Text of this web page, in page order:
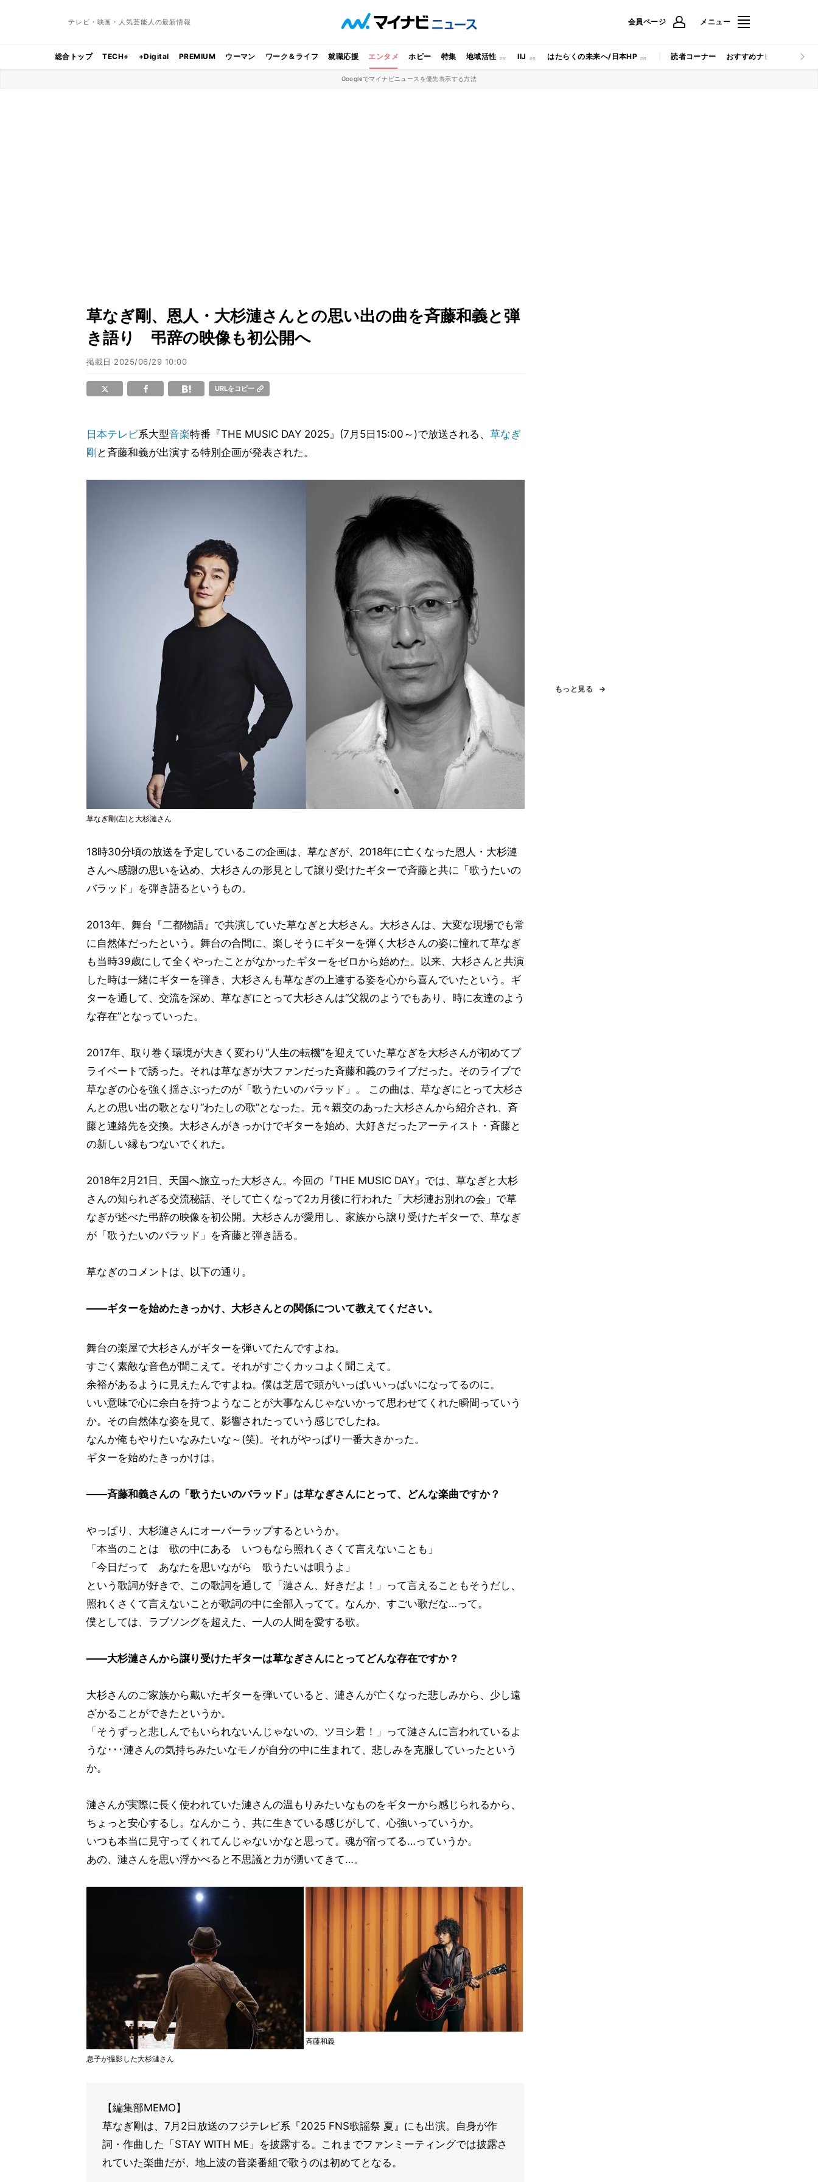
テレビ・映画・人気芸能人の最新情報 会員ページ メニュー
総合トップ TECH+ +Digital PREMIUM ウーマン ワーク＆ライフ 就職応援 エンタメ ホビー 特集 地域活性 IIJ はたらくの未来へ/日本HP 読者コーナー おすすめナビ マイナビ
Googleでマイナビニュースを優先表示する方法
草なぎ剛、恩人・大杉漣さんとの思い出の曲を斉藤和義と弾
き語り 弔辞の映像も初公開へ
掲載日 2025/06/29 10:00
URLをコピー
日本テレビ系大型音楽特番『THE MUSIC DAY 2025』(7月5日15:00～)で放送される、 草なぎ
剛 と斉藤和義が出演する特別企画が発表された。
草なぎ剛(左)と大杉漣さん
18時30分頃の放送を予定しているこの企画は、草なぎが、2018年に亡くなった恩人・大杉漣
さんへ感謝の思いを込め、大杉さんの形見として譲り受けたギターで斉藤と共に「歌うたいの
バラッド」を弾き語るというもの。
2013年、舞台『二都物語』で共演していた草なぎと大杉さん。大杉さんは、大変な現場でも常
に自然体だったという。舞台の合間に、楽しそうにギターを弾く大杉さんの姿に憧れて草なぎ
も当時39歳にして全くやったことがなかったギターをゼロから始めた。以来、大杉さんと共演
した時は一緒にギターを弾き、大杉さんも草なぎの上達する姿を心から喜んでいたという。ギ
ターを通して、交流を深め、草なぎにとって大杉さんは“父親のようでもあり、時に友達のよう
な存在”となっていった。
2017年、取り巻く環境が大きく変わり“人生の転機”を迎えていた草なぎを大杉さんが初めてプ
ライベートで誘った。それは草なぎが大ファンだった斉藤和義のライブだった。そのライブで
草なぎの心を強く揺さぶったのが「歌うたいのバラッド」。 この曲は、草なぎにとって大杉さ
んとの思い出の歌となり“わたしの歌”となった。元々親交のあった大杉さんから紹介され、斉
藤と連絡先を交換。大杉さんがきっかけでギターを始め、大好きだったアーティスト・斉藤と
の新しい縁もつないでくれた。
2018年2月21日、天国へ旅立った大杉さん。今回の『THE MUSIC DAY』では、草なぎと大杉
さんの知られざる交流秘話、そして亡くなって2カ月後に行われた「大杉漣お別れの会」で草
なぎが述べた弔辞の映像を初公開。大杉さんが愛用し、家族から譲り受けたギターで、草なぎ
が「歌うたいのバラッド」を斉藤と弾き語る。
草なぎのコメントは、以下の通り。
――ギターを始めたきっかけ、大杉さんとの関係について教えてください。
舞台の楽屋で大杉さんがギターを弾いてたんですよね。
すごく素敵な音色が聞こえて。それがすごくカッコよく聞こえて。
余裕があるように見えたんですよね。僕は芝居で頭がいっぱいいっぱいになってるのに。
いい意味で心に余白を持つようなことが大事なんじゃないかって思わせてくれた瞬間っていう
か。その自然体な姿を見て、影響されたっていう感じでしたね。
なんか俺もやりたいなみたいな～(笑)。それがやっぱり一番大きかった。
ギターを始めたきっかけは。
――斉藤和義さんの「歌うたいのバラッド」は草なぎさんにとって、どんな楽曲ですか？
やっぱり、大杉漣さんにオーバーラップするというか。
「本当のことは 歌の中にある いつもなら照れくさくて言えないことも」
「今日だって あなたを思いながら 歌うたいは唄うよ」
という歌詞が好きで、この歌詞を通して「漣さん、好きだよ！」って言えることもそうだし、
照れくさくて言えないことが歌詞の中に全部入ってて。なんか、すごい歌だな…って。
僕としては、ラブソングを超えた、一人の人間を愛する歌。
――大杉漣さんから譲り受けたギターは草なぎさんにとってどんな存在ですか？
大杉さんのご家族から戴いたギターを弾いていると、漣さんが亡くなった悲しみから、少し遠
ざかることができたというか。
「そうずっと悲しんでもいられないんじゃないの、ツヨシ君！」って漣さんに言われているよ
うな･･･漣さんの気持ちみたいなモノが自分の中に生まれて、悲しみを克服していったという
か。
漣さんが実際に長く使われていた漣さんの温もりみたいなものをギターから感じられるから、
ちょっと安心するし。なんかこう、共に生きている感じがして、心強いっていうか。
いつも本当に見守ってくれてんじゃないかなと思って。魂が宿ってる…っていうか。
あの、漣さんを思い浮かべると不思議と力が湧いてきて…。
息子が撮影した大杉漣さん
斉藤和義
【編集部MEMO】
草なぎ剛は、7月2日放送のフジテレビ系『2025 FNS歌謡祭 夏』にも出演。自身が作
詞・作曲した「STAY WITH ME」を披露する。これまでファンミーティングでは披露さ
れていた楽曲だが、地上波の音楽番組で歌うのは初めてとなる。
もっと見る